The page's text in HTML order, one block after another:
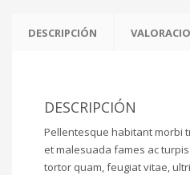
DESCRIPCIÓN
DESCRIPCIÓN
Pellentesque habitant morbi
et malesuada fames ac
tortor quam, feugiat vitae,